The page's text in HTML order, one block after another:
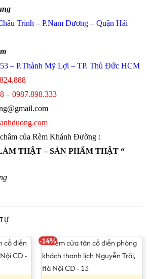
Trinh – P.Nam Dương – Quận Hải
– P.Thành Mỹ Lợi – TP. Thủ Đức HCM
– 0987.898.333
của Rèm Khánh Đường :
THẬT – SẢN PHẨM THẬT “
-14%